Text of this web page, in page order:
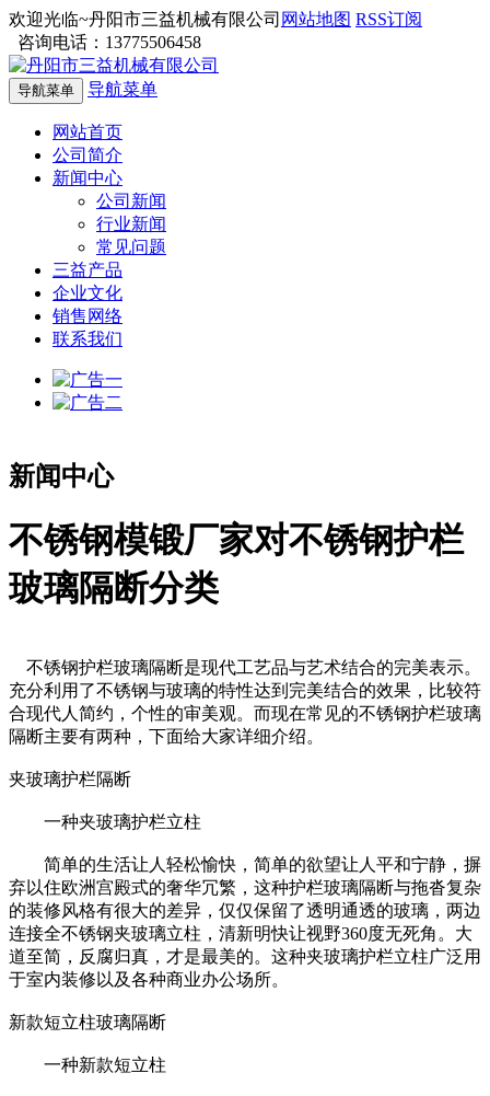
欢迎光临~丹阳市三益机械有限公司 网站地图 RSS订阅
咨询电话：13775506458
导航菜单 导航菜单
网站首页
公司简介
新闻中心
公司新闻
行业新闻
常见问题
三益产品
企业文化
销售网络
联系我们
新闻中心
不锈钢模锻厂家对不锈钢护栏
玻璃隔断分类
不锈钢护栏玻璃隔断是现代工艺品与艺术结合的完美表示。
充分利用了不锈钢与玻璃的特性达到完美结合的效果，比较符
合现代人简约，个性的审美观。而现在常见的不锈钢护栏玻璃
隔断主要有两种，下面给大家详细介绍。
夹玻璃护栏隔断
一种夹玻璃护栏立柱
简单的生活让人轻松愉快，简单的欲望让人平和宁静，摒
弃以住欧洲宫殿式的奢华冗繁，这种护栏玻璃隔断与拖沓复杂
的装修风格有很大的差异，仅仅保留了透明通透的玻璃，两边
连接全不锈钢夹玻璃立柱，清新明快让视野360度无死角。大
道至简，反腐归真，才是最美的。这种夹玻璃护栏立柱广泛用
于室内装修以及各种商业办公场所。
新款短立柱玻璃隔断
一种新款短立柱